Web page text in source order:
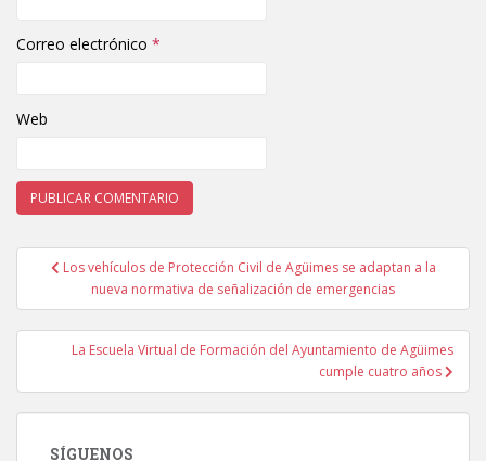
Correo electrónico *
Web
Navegación de entradas
Los vehículos de Protección Civil de Agüimes se adaptan a la
nueva normativa de señalización de emergencias
La Escuela Virtual de Formación del Ayuntamiento de Agüimes
cumple cuatro años
SÍGUENOS